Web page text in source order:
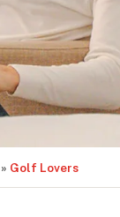
» Golf Lovers